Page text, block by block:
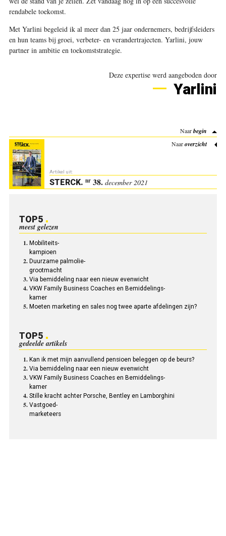
rendabele toekomst.
Met Yarlini begeleid ik al meer dan 25 jaar ondernemers, bedrijfsleiders
en hun teams bij groei, verbeter- en verandertrajecten. Yarlini, jouw
partner in ambitie en toekomststrategie.
Deze expertise werd aangeboden door
Yarlini
Naarbegin
Naaroverzicht
Artikel uit:
STERCK. nr38. december 2021
TOP5
meest gelezen
Mobiliteits-
kampioen
Duurzame palmolie-
grootmacht
Via bemiddeling naar een nieuw evenwicht
VKW Family Business Coaches en Bemiddelings-
kamer
Moeten marketing en sales nog twee aparte afdelingen zijn?
TOP5
gedeelde artikels
Kan ik met mijn aanvullend pensioen beleggen op de beurs?
Via bemiddeling naar een nieuw evenwicht
VKW Family Business Coaches en Bemiddelings-
kamer
Stille kracht achter Porsche, Bentley en Lamborghini
Vastgoed-
marketeers